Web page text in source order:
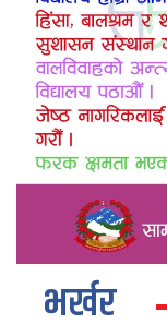
भर्खर